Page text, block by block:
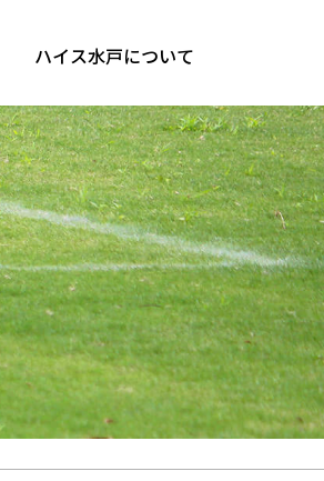
ハイス水戸について